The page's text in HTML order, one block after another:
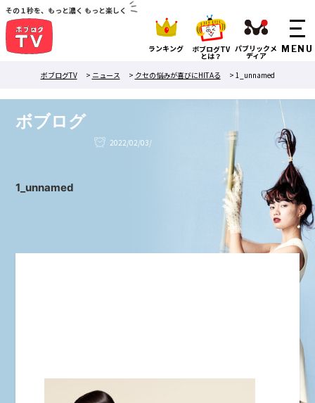
その１秒を、もっと濃く もっと楽しく
ランキング ボブログTV
とは？
パブリックメ
ディア
ボブログTV
> ニュース > クセの悩みが喜びにHITAる > 1_unnamed
ボブログ
2022/02/03/
1_unnamed